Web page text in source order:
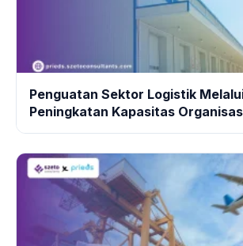
Penguatan Sektor Logistik
Peningkatan Kapasitas